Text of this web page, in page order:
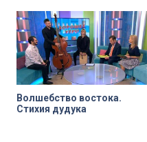
Волшебство востока.
Стихия дудука